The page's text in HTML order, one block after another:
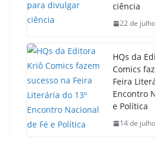
ciência
22 de
HQs da
Comics
Feira
Encontro
e Política
14 de